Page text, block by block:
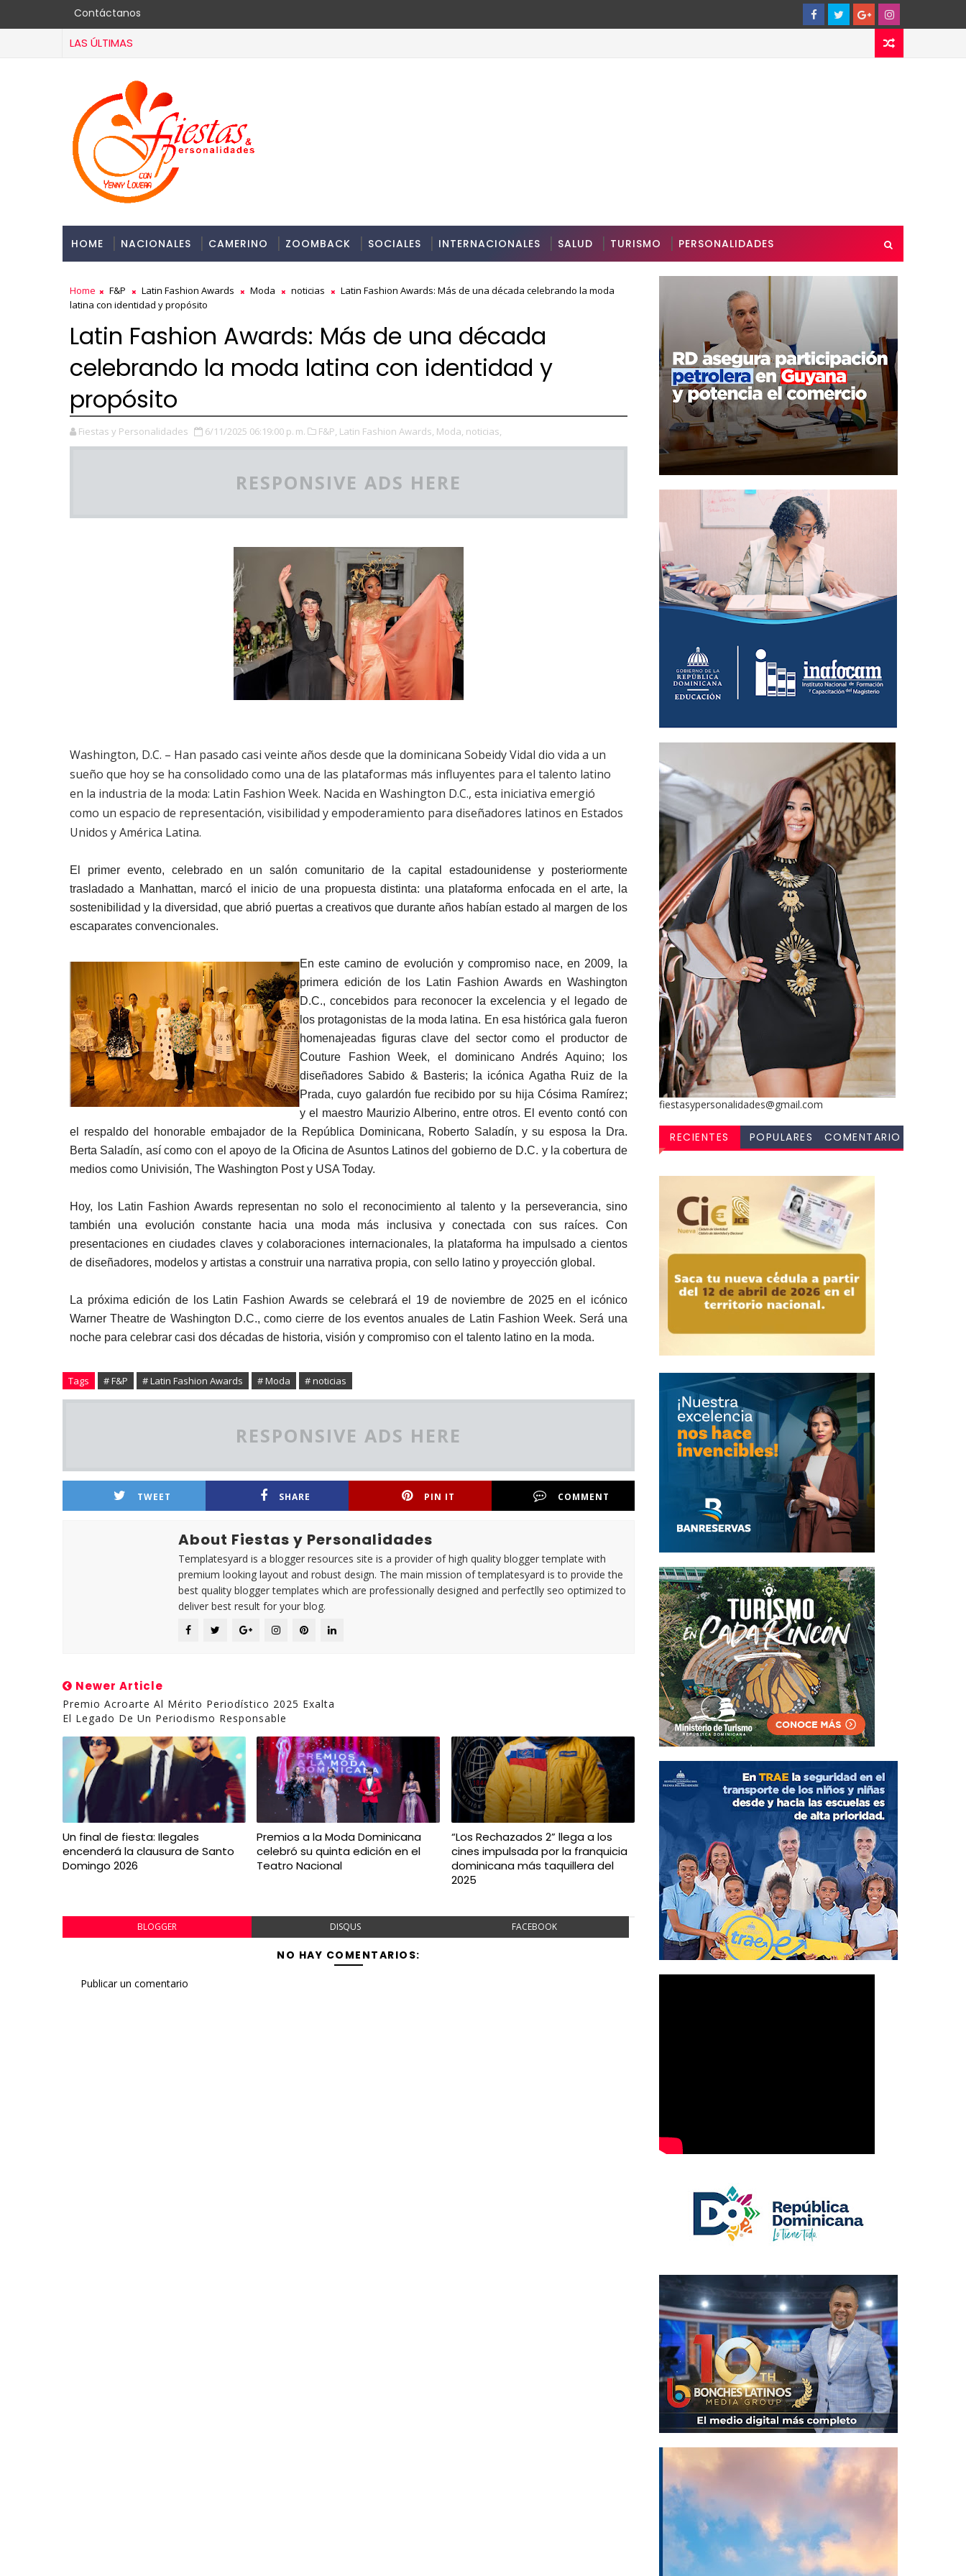
Contáctanos
LAS ÚLTIMAS
HOME NACIONALES CAMERINO ZOOMBACK SOCIALES INTERNACIONALES SALUD TURISMO PERSONALIDADES
Home F&P Latin Fashion Awards Moda noticias
Latin Fashion Awards: Más de una década celebrando la moda
latina con identidad y propósito
Latin Fashion Awards: Más de una década
celebrando la moda latina con identidad y
propósito
Fiestas y Personalidades 6/11/2025 06:19:00 p. m. F&P, Latin Fashion Awards, Moda, noticias,
RESPONSIVE ADS HERE
Washington, D.C. – Han pasado casi veinte años desde que la dominicana Sobeidy Vidal dio vida a un
sueño que hoy se ha consolidado como una de las plataformas más influyentes para el talento latino
en la industria de la moda: Latin Fashion Week. Nacida en Washington D.C., esta iniciativa emergió
como un espacio de representación, visibilidad y empoderamiento para diseñadores latinos en Estados
Unidos y América Latina.
El primer evento, celebrado en un salón comunitario de la capital estadounidense y posteriormente
trasladado a Manhattan, marcó el inicio de una propuesta distinta: una plataforma enfocada en el arte, la
sostenibilidad y la diversidad, que abrió puertas a creativos que durante años habían estado al margen de los
escaparates convencionales.
En este camino de evolución y compromiso nace, en 2009, la
primera edición de los Latin Fashion Awards en Washington
D.C., concebidos para reconocer la excelencia y el legado de
los protagonistas de la moda latina. En esa histórica gala fueron
homenajeadas figuras clave del sector como el productor de
Couture Fashion Week, el dominicano Andrés Aquino; los
diseñadores Sabido & Basteris; la icónica Agatha Ruiz de la
Prada, cuyo galardón fue recibido por su hija Cósima Ramírez;
y el maestro Maurizio Alberino, entre otros. El evento contó con
el respaldo del honorable embajador de la República Dominicana, Roberto Saladín, y su esposa la Dra.
Berta Saladín, así como con el apoyo de la Oficina de Asuntos Latinos del gobierno de D.C. y la cobertura de
medios como Univisión, The Washington Post y USA Today.
Hoy, los Latin Fashion Awards representan no solo el reconocimiento al talento y la perseverancia, sino
también una evolución constante hacia una moda más inclusiva y conectada con sus raíces. Con
presentaciones en ciudades claves y colaboraciones internacionales, la plataforma ha impulsado a cientos
de diseñadores, modelos y artistas a construir una narrativa propia, con sello latino y proyección global.
La próxima edición de los Latin Fashion Awards se celebrará el 19 de noviembre de 2025 en el icónico
Warner Theatre de Washington D.C., como cierre de los eventos anuales de Latin Fashion Week. Será una
noche para celebrar casi dos décadas de historia, visión y compromiso con el talento latino en la moda.
Tags # F&P # Latin Fashion Awards # Moda # noticias
RESPONSIVE ADS HERE
TWEET SHARE PIN IT COMMENT
About Fiestas y Personalidades
Templatesyard is a blogger resources site is a provider of high quality blogger template with
premium looking layout and robust design. The main mission of templatesyard is to provide the
best quality blogger templates which are professionally designed and perfectlly seo optimized to
deliver best result for your blog.
Newer Article
Premio Acroarte Al Mérito Periodístico 2025 Exalta
El Legado De Un Periodismo Responsable
Un final de fiesta: Ilegales
encenderá la clausura de Santo
Domingo 2026
Premios a la Moda Dominicana
celebró su quinta edición en el
Teatro Nacional
“Los Rechazados 2” llega a los
cines impulsada por la franquicia
dominicana más taquillera del
2025
BLOGGER DISQUS FACEBOOK
NO HAY COMENTARIOS:
Publicar un comentario
fiestasypersonalidades@gmail.com
RECIENTES POPULARES
COMENTARIO